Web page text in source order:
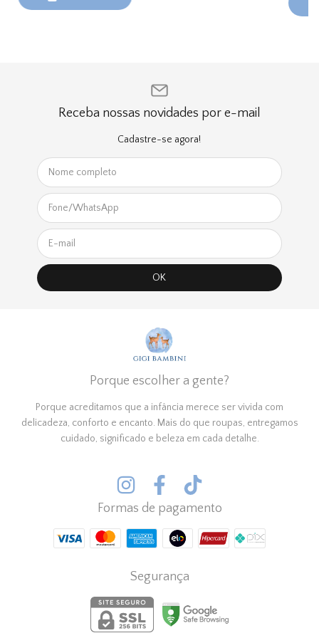
Receba nossas novidades por e-mail
Cadastre-se agora!
Porque escolher a gente?
Porque acreditamos que a infância merece ser vivida com
delicadeza, conforto e encanto. Mais do que roupas, entregamos
cuidado, significado e beleza em cada detalhe.
Formas de pagamento
Segurança